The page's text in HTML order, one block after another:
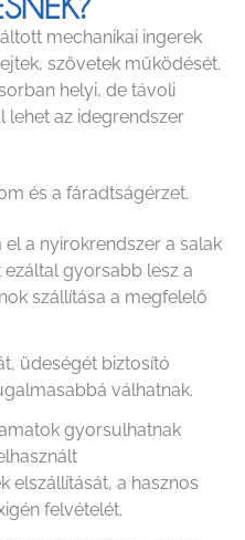
mechanikai ingerek
szövetek működését.
helyi, de távoli
lehet az idegrendszer
és a fáradtságérzet.
a nyirokrendszer a salak
gyorsabb lesz a
szállítása a megfelelő
üdeségét biztosító
válhatnak.
gyorsulhatnak
elszállítását, a hasznos
felvételét.